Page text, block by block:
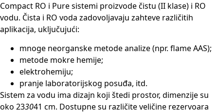
Compact RO i Pure sistemi proizvode čistu (II klase) i RO
vodu. Čista i RO voda zadovoljavaju zahteve različitih
aplikacija, uključujući:
mnoge neorganske metode analize (npr. flame AAS);
metode mokre hemije;
elektrohemiju;
pranje laboratorijskog posuđa, itd.
Sistem za vodu ima dizajn koji štedi prostor, dimenzije su
oko 233041 cm. Dostupne su različite veličine rezervoara